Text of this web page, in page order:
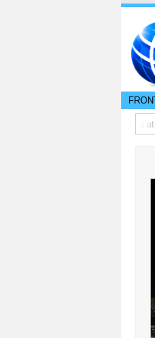
ta bishita barionan pa